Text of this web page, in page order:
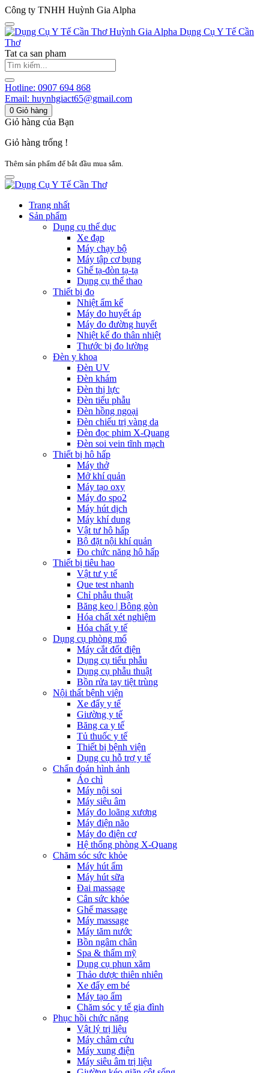
Công ty TNHH Huỳnh Gia Alpha
Huỳnh Gia Alpha Dụng Cụ Y Tế Cần
Thơ
Tat ca san pham
Hotline: 0907 694 868
Email: huynhgiact65@gmail.com
0 Giỏ hàng
Giỏ hàng của Bạn
Giỏ hàng trống !
Thêm sản phẩm để bắt đầu mua sắm.
Trang nhất
Sản phẩm
Dụng cụ thể dục
Xe đạp
Máy chạy bộ
Máy tập cơ bụng
Ghế tạ-đòn tạ-tạ
Dụng cụ thể thao
Thiết bị đo
Nhiệt ẩm kế
Máy đo huyết áp
Máy đo đường huyết
Nhiệt kế đo thân nhiệt
Thước bị đo lường
Đèn y khoa
Đèn UV
Đèn khám
Đèn thị lực
Đèn tiểu phẫu
Đèn hồng ngoại
Đèn chiếu trị vàng da
Đèn đọc phim X-Quang
Đèn soi vein tĩnh mạch
Thiết bị hô hấp
Máy thở
Mở khí quản
Máy tạo oxy
Máy đo spo2
Máy hút dịch
Máy khí dung
Vật tư hô hấp
Bộ đặt nội khí quản
Đo chức năng hô hấp
Thiết bị tiêu hao
Vật tư y tế
Que test nhanh
Chỉ phẫu thuật
Băng keo | Bông gòn
Hóa chất xét nghiệm
Hóa chất y tế
Dụng cụ phòng mổ
Máy cắt đốt điện
Dụng cụ tiểu phẫu
Dụng cụ phẫu thuật
Bồn rửa tay tiệt trùng
Nội thất bệnh viện
Xe đẩy y tế
Giường y tế
Băng ca y tế
Tủ thuốc y tế
Thiết bị bệnh viện
Dụng cụ hỗ trợ y tế
Chẩn đoán hình ảnh
Áo chì
Máy nội soi
Máy siêu âm
Máy đo loãng xương
Máy điện não
Máy đo điện cơ
Hệ thống phòng X-Quang
Chăm sóc sức khỏe
Máy hút ẩm
Máy hút sữa
Đai massage
Cân sức khỏe
Ghế massage
Máy massage
Máy tăm nước
Bồn ngâm chân
Spa & thẩm mỹ
Dụng cụ phun xăm
Thảo dược thiên nhiên
Xe đẩy em bé
Máy tạo ẩm
Chăm sóc y tế gia đình
Phục hồi chức năng
Vật lý trị liệu
Máy châm cứu
Máy xung điện
Máy siêu âm trị liệu